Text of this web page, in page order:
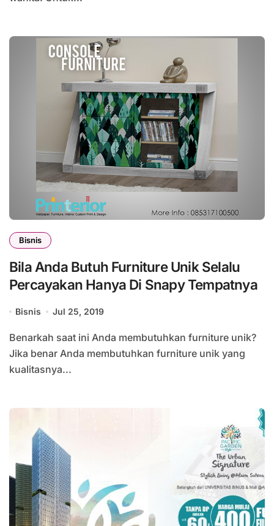
Bisnis
Bila Anda Butuh Furniture Unik Selalu
Percayakan Hanya Di Snapy Tempatnya
Bisnis Jul 25, 2019
Benarkah saat ini Anda membutuhkan furniture unik?
Jika benar Anda membutuhkan furniture unik yang
kualitasnya...